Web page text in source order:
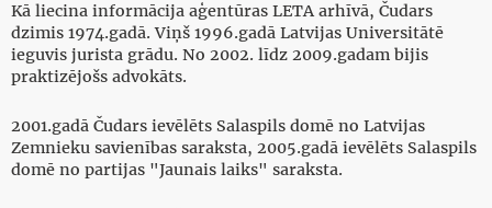
Kā liecina informācija aģentūras LETA arhīvā, Čudars
dzimis 1974.gadā. Viņš 1996.gadā Latvijas Universitātē
ieguvis jurista grādu. No 2002. līdz 2009.gadam bijis
praktizējošs advokāts.
2001.gadā Čudars ievēlēts Salaspils domē no Latvijas
Zemnieku savienības saraksta, 2005.gadā ievēlēts Salaspils
domē no partijas "Jaunais laiks" saraksta.